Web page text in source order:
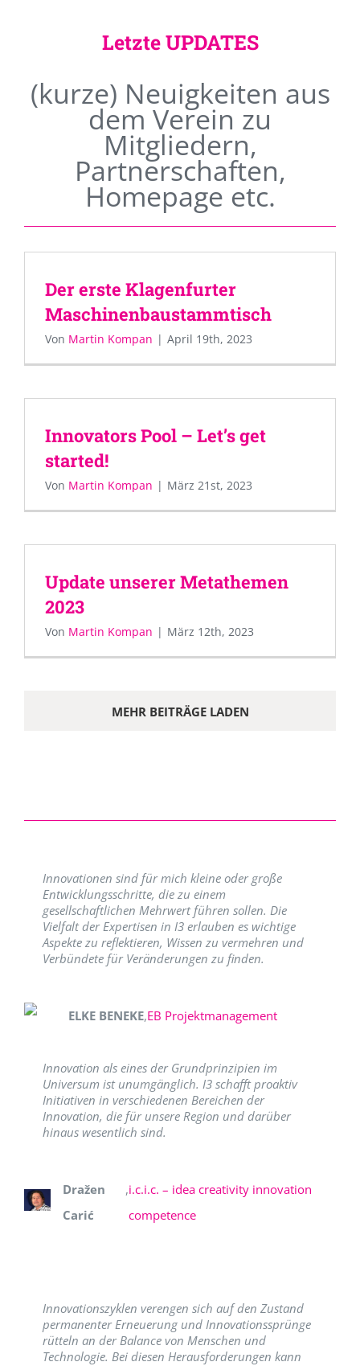
Letzte UPDATES
(kurze) Neuigkeiten aus
dem Verein zu
Mitgliedern,
Partnerschaften,
Homepage etc.
Der erste Klagenfurter
Maschinenbaustammtisch
Von Martin Kompan | April 19th, 2023
Innovators Pool – Let’s get
started!
Von Martin Kompan | März 21st, 2023
Update unserer Metathemen
2023
Von Martin Kompan | März 12th, 2023
MEHR BEITRÄGE LADEN
Innovationen sind für mich kleine oder große
Entwicklungsschritte, die zu einem
gesellschaftlichen Mehrwert führen sollen. Die
Vielfalt der Expertisen in I3 erlauben es wichtige
Aspekte zu reflektieren, Wissen zu vermehren und
Verbündete für Veränderungen zu finden.
ELKE BENEKE,EB Projektmanagement
Innovation als eines der Grundprinzipien im
Universum ist unumgänglich. I3 schafft proaktiv
Initiativen in verschiedenen Bereichen der
Innovation, die für unsere Region und darüber
hinaus wesentlich sind.
Dražen
Carić
,i.c.i.c. – idea creativity innovation
competence
Innovationszyklen verengen sich auf den Zustand
permanenter Erneuerung und Innovationssprünge
rütteln an der Balance von Menschen und
Technologie. Bei diesen Herausforderungen kann